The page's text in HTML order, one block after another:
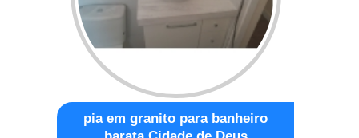
pia em granito para banheiro